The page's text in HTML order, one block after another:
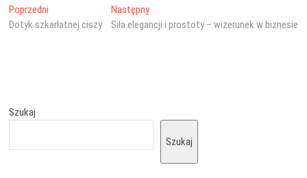
Nawigacja
wpisu
Poprzedni
wpis:
Dotyk szkarłatnej ciszy
NastępnyNastępny
wpis:
Siła elegancji i prostoty – wizerunek w biznesie
Szukaj
Szukaj